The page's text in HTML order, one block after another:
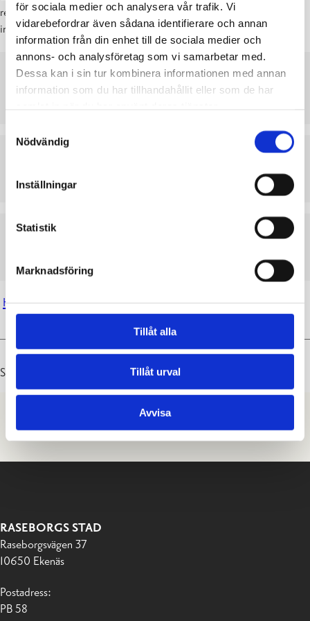
för sociala medier och analysera vår trafik. Vi
vidarebefordrar även sådana identifierare och annan
information från din enhet till de sociala medier och
annons- och analysföretag som vi samarbetar med.
Dessa kan i sin tur kombinera informationen med annan
information som du har tillhandahållit eller som de har
Nödvändig
Inställningar
Statistik
Marknadsföring
Tillåt alla
Tillåt urval
Avvisa
reseersättningsblanketten i pappersform till kansliet. Hjälp och
instruktioner får du från kansliet.
MATRIKELKORT
PDF
RESERÄKNING 1.4.2026
Hellewi timlärare/ tuntiopettaja
Senast uppdaterad: 08.06.2026
RASEBORGS STAD
Raseborgsvägen 37
10650 Ekenäs
Postadress:
PB 58